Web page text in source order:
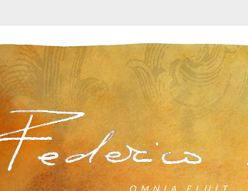
OMNIA FLUIT